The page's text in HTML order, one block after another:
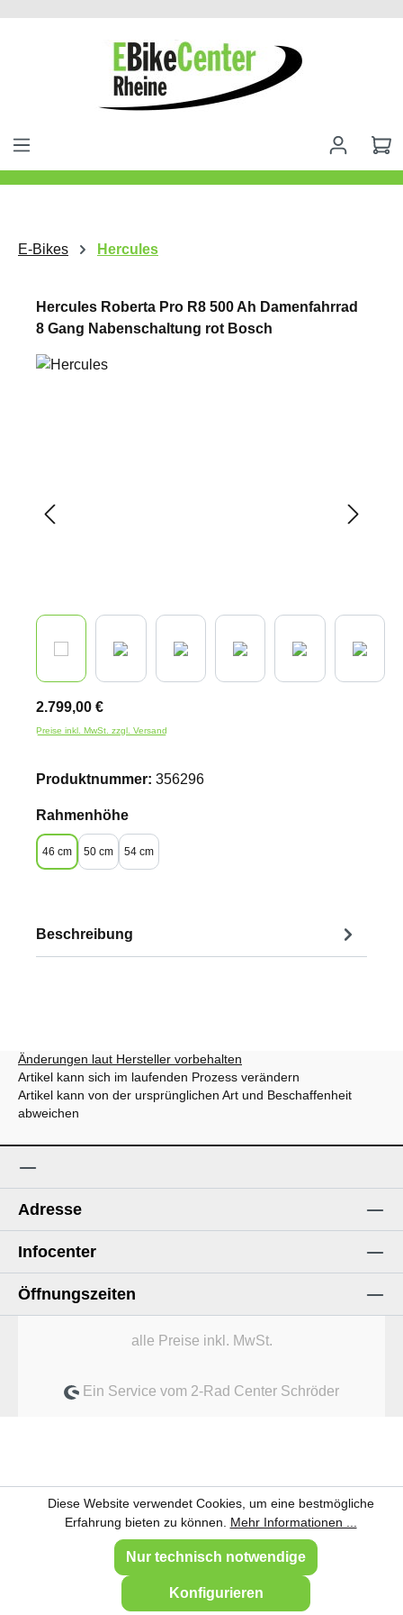
springen
E-Bikes Hercules
Hercules Roberta Pro R8 500 Ah Damenfahrrad
8 Gang Nabenschaltung rot Bosch
2.799,00 €
Preise inkl. MwSt. zzgl. Versand
Produktnummer: 356296
Rahmenhöheauswählen
46 cm 50 cm 54 cm
Beschreibung
Änderungen laut Hersteller vorbehalten
Artikel kann sich im laufenden Prozess verändern
Artikel kann von der ursprünglichen Art und Beschaffenheit
abweichen
Adresse
Infocenter
Öffnungszeiten
alle Preise inkl. MwSt.
Ein Service vom 2-Rad Center Schröder
Diese Website verwendet Cookies, um eine bestmögliche
Erfahrung bieten zu können. Mehr Informationen ...
Nur technisch notwendige
Konfigurieren